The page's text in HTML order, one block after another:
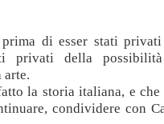
di esser stati
privati della
arte.
la storia italiana, e
condividere con